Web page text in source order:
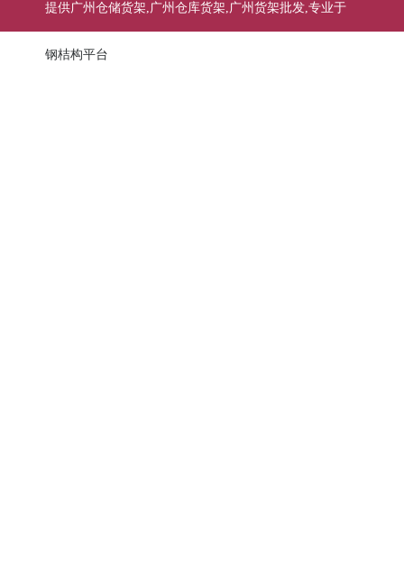
提供广州仓储货架,广州仓库货架,广州货架批发,专业于
钢桔构平台